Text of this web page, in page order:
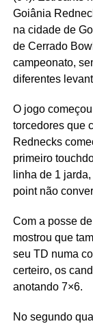
Goiânia
na cidade de
de Cerrado
campeonato,
diferentes
O jogo
torcedores que
Rednecks
primeiro
linha de 1
point não
Com a posse
mostrou que
seu TD numa
certeiro, os
anotando 7×6.
No segundo